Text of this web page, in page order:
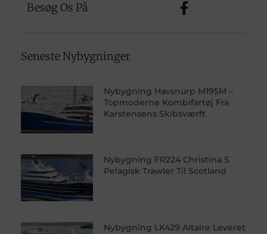
Besøg Os På
Seneste Nybygninger
Nybygning Havsnurp M195M –
Topmoderne Kombifartøj Fra
Karstensens Skibsværft
Nybygning FR224 Christina S
Pelagisk Trawler Til Scotland
Nybygning LK429 Altaire Leveret